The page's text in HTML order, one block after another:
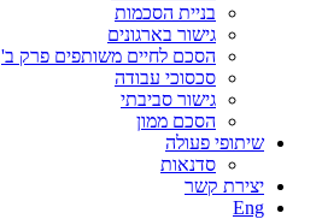
בניית הסכמות
גישור בארגונים
הסכם לחיים משותפים פרק ב'
סכסוכי עבודה
גישור סביבתי
הסכם ממון
שיתופי פעולה
סדנאות
יצירת קשר
Eng